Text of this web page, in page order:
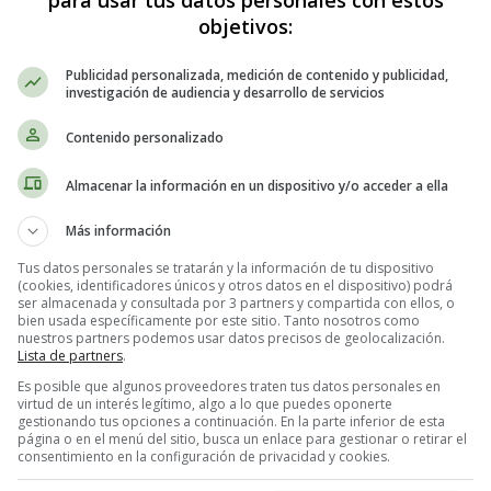
políticas y leyes para fomentar la igualdad salarial, incluyendo
de estas políticas sigue siendo un desafío, y es necesario un
igualdad salarial.
para concienciar sobre la importancia de la igualdad salarial y
reconocer que la igualdad salarial es un derecho humano y una
y equitativa.
de Género 🤔
Las causas son diversas y a menudo interconectadas. Aquí tienes
en el lugar de trabajo, lo que resulta en salarios más
menos acceso a oportunidades de liderazgo y promoción, lo que
enfrentan una mayor carga de responsabilidades familiares, lo
arraigados pueden llevar a que las mujeres elijan carreras o
objetivos:
Publicidad personalizada, medición de contenido y publicidad,
investigación de audiencia y desarrollo de servicios
Contenido personalizado
Almacenar la información en un dispositivo y/o acceder a ella
Más información
Tus datos personales se tratarán y la información de tu dispositivo
(cookies, identificadores únicos y otros datos en el dispositivo) podrá
ser almacenada y consultada por 3 partners y compartida con ellos, o
bien usada específicamente por este sitio. Tanto nosotros como
nuestros partners podemos usar datos precisos de geolocalización.
Lista de partners.
Es posible que algunos proveedores traten tus datos personales en
virtud de un interés legítimo, algo a lo que puedes oponerte
gestionando tus opciones a continuación. En la parte inferior de esta
página o en el menú del sitio, busca un enlace para gestionar o retirar el
consentimiento en la configuración de privacidad y cookies.